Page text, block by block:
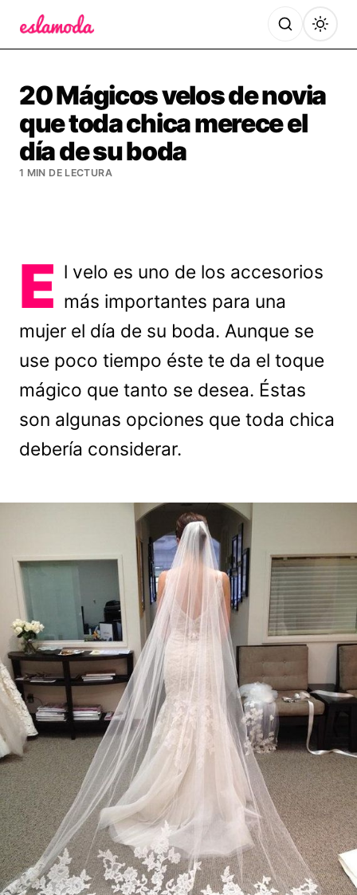
20 Mágicos velos de novia
que toda chica merece el
día de su boda
1 MIN DE LECTURA
E l velo es uno de los accesorios
más importantes para una
mujer el día de su boda. Aunque se
use poco tiempo éste te da el toque
mágico que tanto se desea. Éstas
son algunas opciones que toda chica
debería considerar.